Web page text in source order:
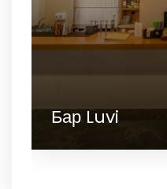
Бар Luvi
Спа и велнес